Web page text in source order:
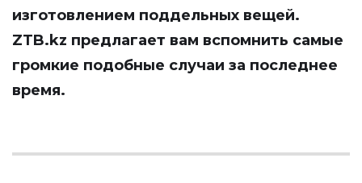
изготовлением поддельных вещей.
ZTB.kz предлагает вам вспомнить самые
громкие подобные случаи за последнее
время.